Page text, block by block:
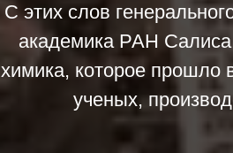
С этих слов
академика РАН Салиса
химика, которое прошло
ученых,